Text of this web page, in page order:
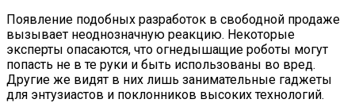
Появление подобных разработок в свободной продаже
вызывает неоднозначную реакцию. Некоторые
эксперты опасаются, что огнедышащие роботы могут
попасть не в те руки и быть использованы во вред.
Другие же видят в них лишь занимательные гаджеты
для энтузиастов и поклонников высоких технологий.